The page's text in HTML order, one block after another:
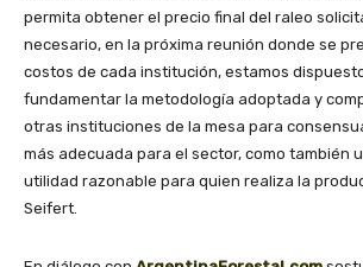
permita obtener el precio final del raleo
necesario, en la próxima reunión donde se
costos de cada institución, estamos
fundamentar la metodología adoptada y
otras instituciones de la mesa para
más adecuada para el sector, como también
utilidad razonable para quien realiza la
Seifert.